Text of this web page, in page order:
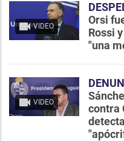
VIDEO
Orsi
Rossi
"una
VIDEO
contra